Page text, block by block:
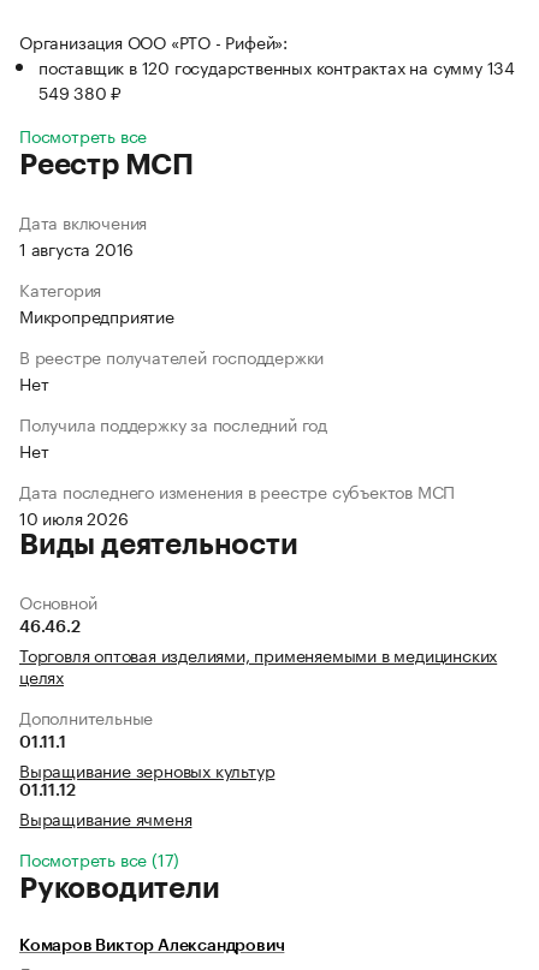
Организация ООО «РТО - Рифей»:
поставщик в 120 государственных контрактах на сумму 134
549 380 ₽
Посмотреть все
Реестр МСП
Дата включения
1 августа 2016
Категория
Микропредприятие
В реестре получателей господдержки
Нет
Получила поддержку за последний год
Нет
Дата последнего изменения в реестре субъектов МСП
10 июля 2026
Виды деятельности
Основной
46.46.2
Торговля оптовая изделиями, применяемыми в медицинских
целях
Дополнительные
01.11.1
Выращивание зерновых культур
01.11.12
Выращивание ячменя
Посмотреть все (17)
Руководители
Комаров Виктор Александрович